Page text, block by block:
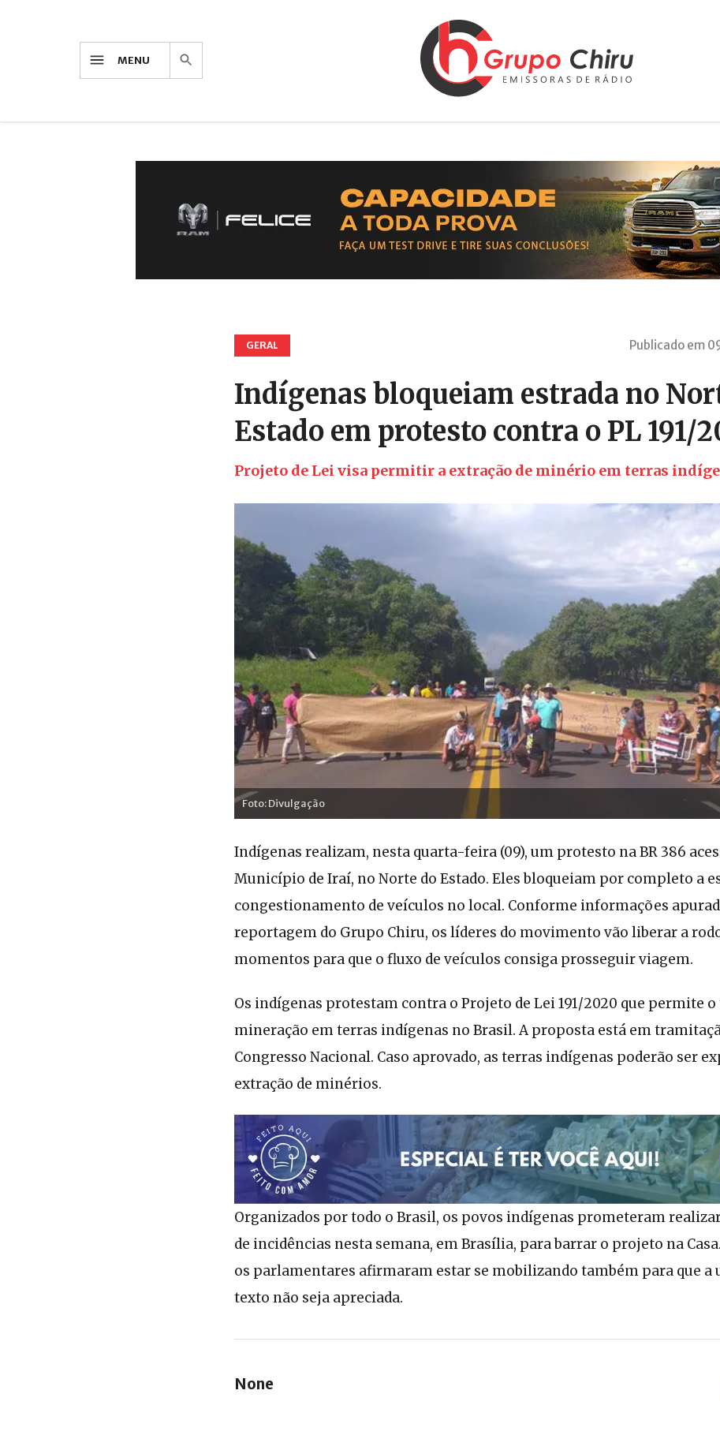
MENU
GERAL Publicado em
Indígenas bloqueiam estrada no
Estado em protesto contra o PL 191/
Projeto de Lei visa permitir a extração de minério em terras
Foto: Divulgação
Indígenas realizam, nesta quarta-feira (09), um protesto na BR 386
Município de Iraí, no Norte do Estado. Eles bloqueiam por completo a
congestionamento de veículos no local. Conforme informações
reportagem do Grupo Chiru, os líderes do movimento vão liberar a
momentos para que o fluxo de veículos consiga prosseguir viagem.
Os indígenas protestam contra o Projeto de Lei 191/2020 que permite
mineração em terras indígenas no Brasil. A proposta está em
Congresso Nacional. Caso aprovado, as terras indígenas poderão ser
extração de minérios.
Organizados por todo o Brasil, os povos indígenas prometeram
de incidências nesta semana, em Brasília, para barrar o projeto na
os parlamentares afirmaram estar se mobilizando também para que a
texto não seja apreciada.
None